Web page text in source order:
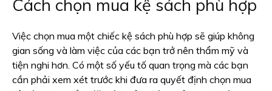
Cách chọn mua kệ sách phù hợp
Việc chọn mua một chiếc kệ sách phù hợp sẽ giúp không
gian sống và làm việc của các bạn trở nên thẩm mỹ và
tiện nghi hơn. Có một số yếu tố quan trọng mà các bạn
cần phải xem xét trước khi đưa ra quyết định chọn mua